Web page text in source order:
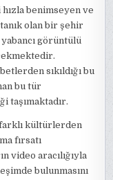
benimseyen ve
olan bir şehir
görüntülü
sıkıldığı bu
bu tür
taşımaktadır.
farklı kültürlerden
fırsatı
video aracılığıyla
bulunmasını